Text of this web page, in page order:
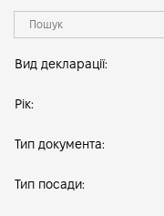
Вид декларації:
Рік:
Тип документа:
Тип посади: